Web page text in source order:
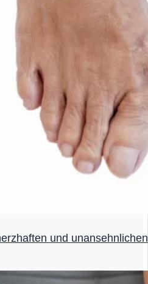
und